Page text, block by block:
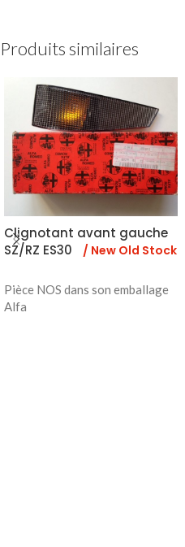
Produits similaires
Clignotant avant gauche
SZ/RZ ES30
/ New Old Stock
Pièce NOS dans son emballage
Alfa